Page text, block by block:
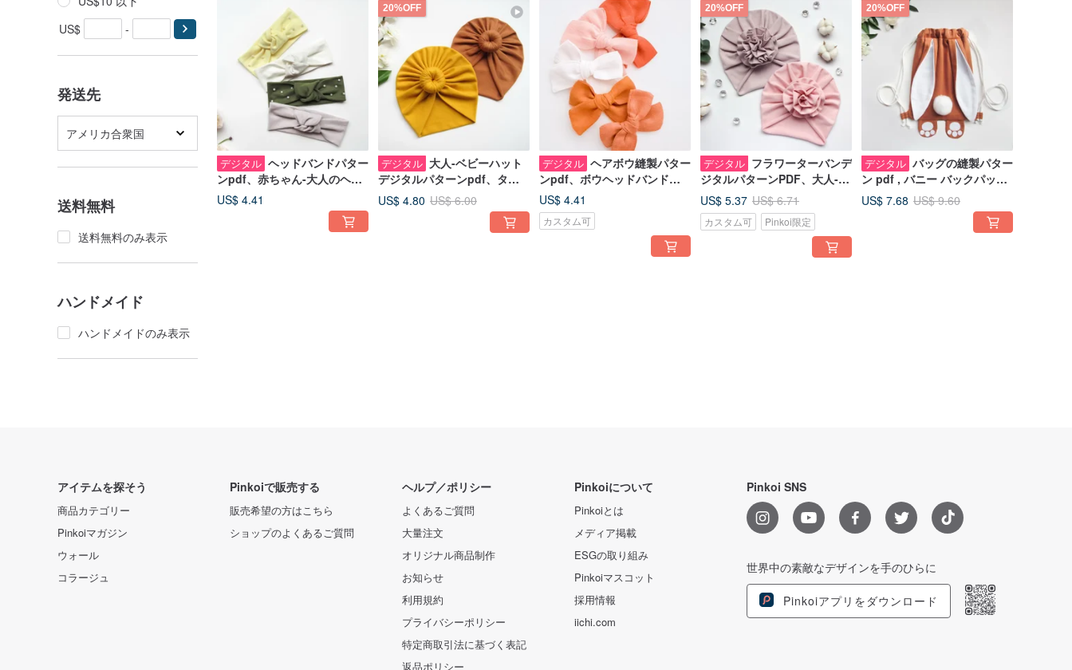
US$
-
発送先
アメリカ合衆国
送料無料
送料無料のみ表示
ハンドメイド
ハンドメイドのみ表示
デジタル ヘッドバンドパター
ンpdf、赤ちゃん-大人のヘッ
ドラップパターン、DIYママ
と私のヘッドバンド
US$ 4.41
20%OFF
デジタル 大人-ベビーハット
デジタルパターンpdf、ター
バン縫製パターンとチュート
リアル、23サイズ
US$ 4.80 US$ 6.00
デジタル ヘアボウ縫製パター
ンpdf、ボウヘッドバンドデ
ジタルパターンとチュートリ
アル、4サイズ
US$ 4.41
カスタム可
20%OFF
デジタル フラワーターバンデ
ジタルパターンPDF、大人-ベ
ビーハットの縫製パターンと
チュートリアル
US$ 5.37 US$ 6.71
カスタム可 Pinkoi限定
20%OFF
デジタル バッグの縫製パター
ン pdf , バニー バックパック
パターンとチュートリアル ,
デジタル パターン
US$ 7.68 US$ 9.60
アイテムを探そう
商品カテゴリー
Pinkoiマガジン
ウォール
コラージュ
Pinkoiで販売する
販売希望の方はこちら
ショップのよくあるご質問
ヘルプ／ポリシー
よくあるご質問
大量注文
オリジナル商品制作
お知らせ
利用規約
プライバシーポリシー
特定商取引法に基づく表記
返品ポリシー
Pinkoiについて
Pinkoiとは
メディア掲載
ESGの取り組み
Pinkoiマスコット
採用情報
iichi.com
Pinkoi SNS
世界中の素敵なデザインを手のひらに
Pinkoiアプリをダウンロード